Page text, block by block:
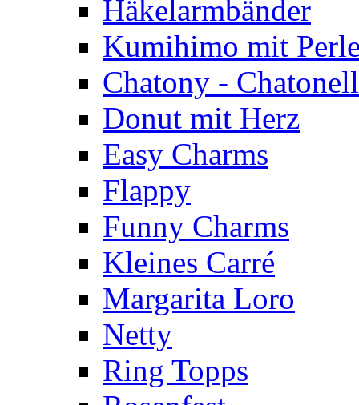
Häkelarmbänder
Kumihimo mit
Chatony -
Donut mit Herz
Easy Charms
Flappy
Funny Charms
Kleines Carré
Margarita Loro
Netty
Ring Topps